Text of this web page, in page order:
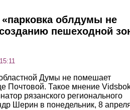
облдумы не
пешеходной
Думы не помешает
Почтовой. Такое мнение
рязанского регионального
Шерин в понедельник, 8